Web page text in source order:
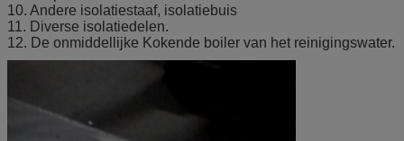
10. Andere isolatiestaaf, isolatiebuis
11. Diverse isolatiedelen.
12. De onmiddellijke Kokende boiler van het reinigingswater.